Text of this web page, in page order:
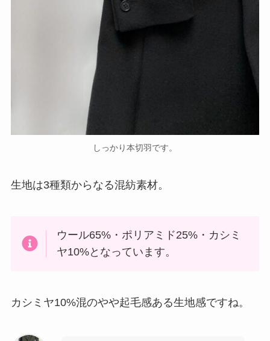
しっかり本切羽です。
生地は3種類からなる混紡素材。
ウール65%・ポリアミド25%・カシミ
ヤ10%となっています。
カシミヤ10%混のやや起毛感ある生地感ですね。